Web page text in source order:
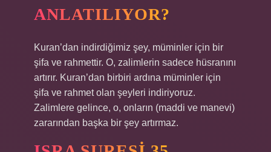
ANLATILIYOR?
Kuran’dan indirdiğimiz şey, müminler için bir
şifa ve rahmettir. O, zalimlerin sadece hüsranını
artırır. Kuran’dan birbiri ardına müminler için
şifa ve rahmet olan şeyleri indiriyoruz.
Zalimlere gelince, o, onların (maddi ve manevi)
zararından başka bir şey artırmaz.